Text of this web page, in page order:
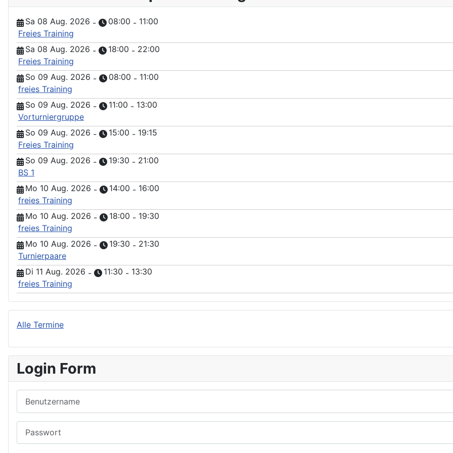
Sa 08 Aug. 2026 - 08:00 - 11:00
Freies Training
Sa 08 Aug. 2026 - 18:00 - 22:00
Freies Training
So 09 Aug. 2026 - 08:00 - 11:00
freies Training
So 09 Aug. 2026 - 11:00 - 13:00
Vorturniergruppe
So 09 Aug. 2026 - 15:00 - 19:15
Freies Training
So 09 Aug. 2026 - 19:30 - 21:00
BS 1
Mo 10 Aug. 2026 - 14:00 - 16:00
freies Training
Mo 10 Aug. 2026 - 18:00 - 19:30
freies Training
Mo 10 Aug. 2026 - 19:30 - 21:30
Turnierpaare
Di 11 Aug. 2026 - 11:30 - 13:30
freies Training
Alle Termine
Login Form